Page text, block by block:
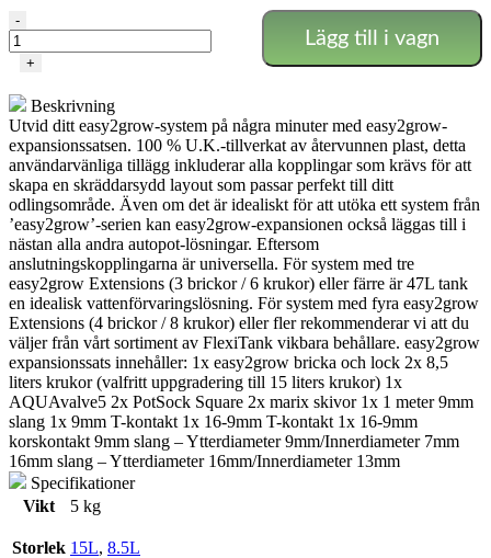
Easy2Grow
extra
Kit
-
+
Lägg till i vagn
Beskrivning
Utvid ditt easy2grow-system på några minuter med easy2grow-
expansionssatsen. 100 % U.K.-tillverkat av återvunnen plast, detta
användarvänliga tillägg inkluderar alla kopplingar som krävs för att
skapa en skräddarsydd layout som passar perfekt till ditt
odlingsområde. Även om det är idealiskt för att utöka ett system från
’easy2grow’-serien kan easy2grow-expansionen också läggas till i
nästan alla andra autopot-lösningar. Eftersom
anslutningskopplingarna är universella. För system med tre
easy2grow Extensions (3 brickor / 6 krukor) eller färre är 47L tank
en idealisk vattenförvaringslösning. För system med fyra easy2grow
Extensions (4 brickor / 8 krukor) eller fler rekommenderar vi att du
väljer från vårt sortiment av FlexiTank vikbara behållare. easy2grow
expansionssats innehåller: 1x easy2grow bricka och lock 2x 8,5
liters krukor (valfritt uppgradering till 15 liters krukor) 1x
AQUAvalve5 2x PotSock Square 2x marix skivor 1x 1 meter 9mm
slang 1x 9mm T-kontakt 1x 16-9mm T-kontakt 1x 16-9mm
korskontakt 9mm slang – Ytterdiameter 9mm/Innerdiameter 7mm
16mm slang – Ytterdiameter 16mm/Innerdiameter 13mm
Specifikationer
Vikt
5 kg
Storlek 15L, 8.5L